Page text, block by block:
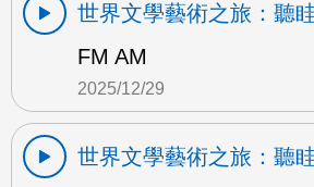
世界文學藝術之旅：聽
FM AM
2025/12/29
世界文學藝術之旅：聽